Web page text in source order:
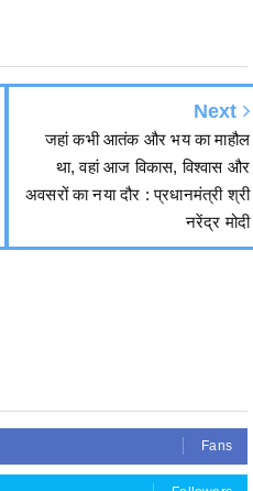
था, वहां आज विकास, विश्वास और
अवसरों का नया दौर : प्रधानमंत्री श्री
नरेंद्र मोदी
Followers
Followers